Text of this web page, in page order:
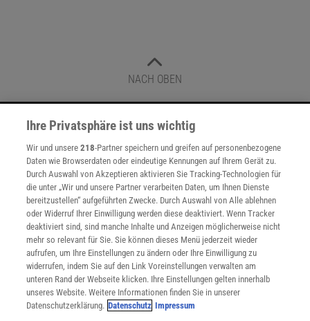
NACH OBEN
Für Sie im Spektrum-Shop und am Kiosk:
WEITERE NEUERSCHEINUNGEN SPEKTRUM SHOP
Spektrum.de-Newsletter abonnieren
Ihre Privatsphäre ist uns wichtig
Wir und unsere218-Partner speichern und greifen auf personenbezogene
Daten wie Browserdaten oder eindeutige Kennungen auf Ihrem Gerät zu.
Durch Auswahl von Akzeptieren aktivieren Sie Tracking-Technologien für
die unter „Wir und unsere Partner verarbeiten Daten, um Ihnen Dienste
bereitzustellen“ aufgeführten Zwecke. Durch Auswahl von Alle ablehnen
oder Widerruf Ihrer Einwilligung werden diese deaktiviert. Wenn Tracker
deaktiviert sind, sind manche Inhalte und Anzeigen möglicherweise nicht
mehr so relevant für Sie. Sie können dieses Menü jederzeit wieder
aufrufen, um Ihre Einstellungen zu ändern oder Ihre Einwilligung zu
widerrufen, indem Sie auf den Link Voreinstellungen verwalten am
unteren Rand der Webseite klicken. Ihre Einstellungen gelten innerhalb
unseres Website. Weitere Informationen finden Sie in unserer
Datenschutzerklärung. Datenschutz Impressum